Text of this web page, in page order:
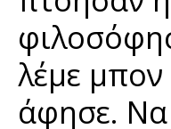
λέμε
άφησε.